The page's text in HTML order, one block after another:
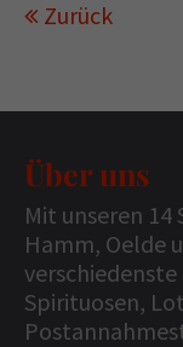
Zurück
Über uns
Mit unseren
Hamm, Oelde
verschiedenste
Spirituosen,